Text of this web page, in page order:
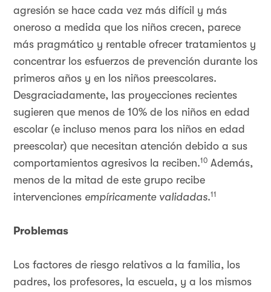
agresión se hace cada vez más difícil y más
oneroso a medida que los niños crecen, parece
más pragmático y rentable ofrecer tratamientos y
concentrar los esfuerzos de prevención durante los
primeros años y en los niños preescolares.
Desgraciadamente, las proyecciones recientes
sugieren que menos de 10% de los niños en edad
escolar (e incluso menos para los niños en edad
preescolar) que necesitan atención debido a sus
comportamientos agresivos la reciben.10 Además,
menos de la mitad de este grupo recibe
intervenciones empíricamente validadas.11
Problemas
Los factores de riesgo relativos a la familia, los
padres, los profesores, la escuela, y a los mismos